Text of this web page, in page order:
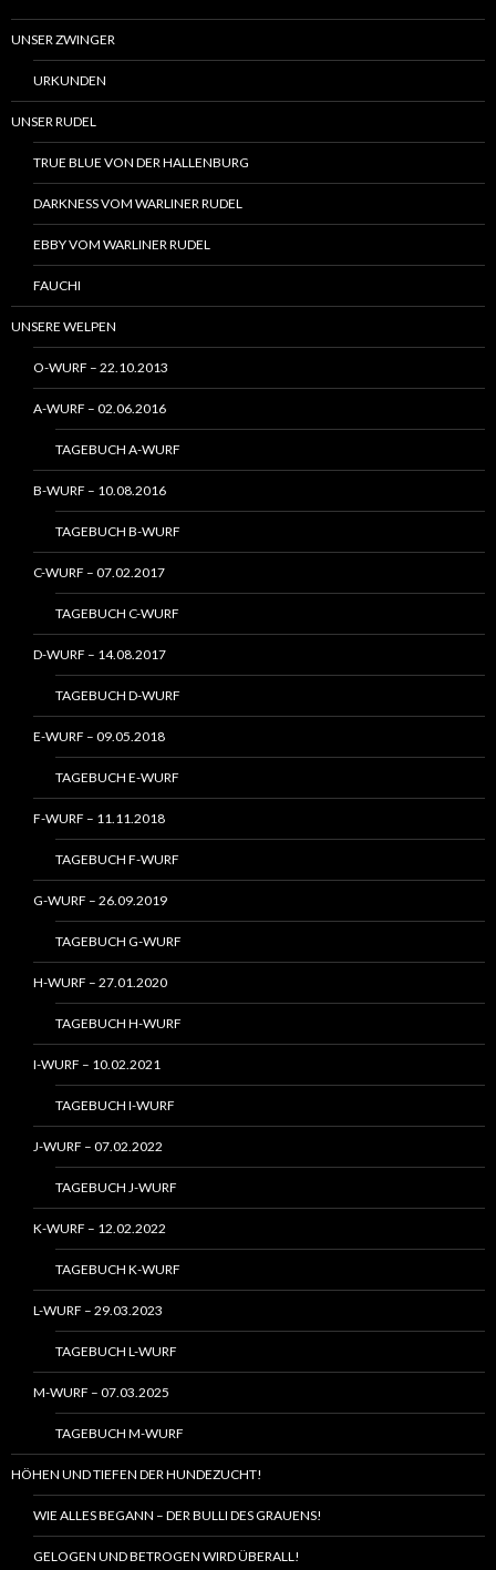
UNSER ZWINGER
URKUNDEN
UNSER RUDEL
TRUE BLUE VON DER HALLENBURG
DARKNESS VOM WARLINER RUDEL
EBBY VOM WARLINER RUDEL
FAUCHI
UNSERE WELPEN
O-WURF – 22.10.2013
A-WURF – 02.06.2016
TAGEBUCH A-WURF
B-WURF – 10.08.2016
TAGEBUCH B-WURF
C-WURF – 07.02.2017
TAGEBUCH C-WURF
D-WURF – 14.08.2017
TAGEBUCH D-WURF
E-WURF – 09.05.2018
TAGEBUCH E-WURF
F-WURF – 11.11.2018
TAGEBUCH F-WURF
G-WURF – 26.09.2019
TAGEBUCH G-WURF
H-WURF – 27.01.2020
TAGEBUCH H-WURF
I-WURF – 10.02.2021
TAGEBUCH I-WURF
J-WURF – 07.02.2022
TAGEBUCH J-WURF
K-WURF – 12.02.2022
TAGEBUCH K-WURF
L-WURF – 29.03.2023
TAGEBUCH L-WURF
M-WURF – 07.03.2025
TAGEBUCH M-WURF
HÖHEN UND TIEFEN DER HUNDEZUCHT!
WIE ALLES BEGANN – DER BULLI DES GRAUENS!
GELOGEN UND BETROGEN WIRD ÜBERALL!